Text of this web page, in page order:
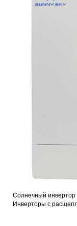
Солнечный
Инверторы с